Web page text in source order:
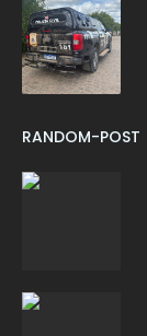
RANDOM-POST